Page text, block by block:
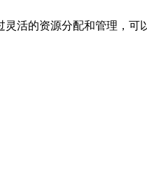
活的资源分配和管理，可